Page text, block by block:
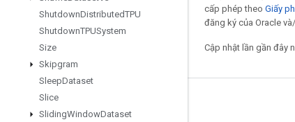
ShutdownDistributedTPU
ShutdownTPUSystem
Size
Skipgram
SleepDataset
Slice
SlidingWindowDataset
cấp phép theo Giấy
đăng ký của Oracle
Cập nhật lần gần đây
Giữ liên lạc